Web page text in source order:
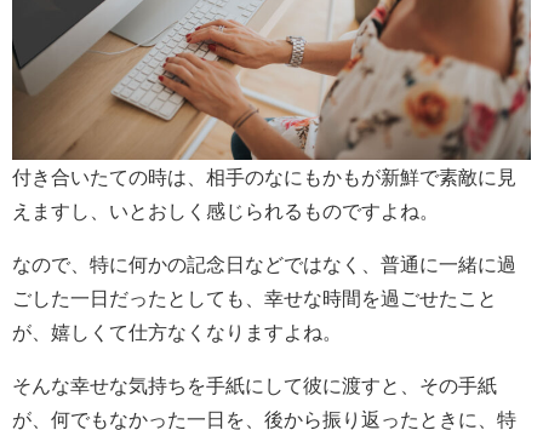
付き合いたての時は、相手のなにもかもが新鮮で素敵に見
えますし、いとおしく感じられるものですよね。
なので、特に何かの記念日などではなく、普通に一緒に過
ごした一日だったとしても、幸せな時間を過ごせたこと
が、嬉しくて仕方なくなりますよね。
そんな幸せな気持ちを手紙にして彼に渡すと、その手紙
が、何でもなかった一日を、後から振り返ったときに、特